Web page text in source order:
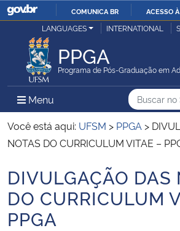
IR
COMUNICA BR ACESSO
Ministério da Justiça e Segurança Pública
Ministério da Defesa
Ministério das Relações Exteriores
Ministério da Infraestrutura
Ministério da Agricultura, Pecuária e Abastecimento
LANGUAGES INTERNATIONAL
PPGA
Programa de Pós-Graduação em
Menu Menu Principal do Sítio
Busca
Busca:
Você está aqui: UFSM > PPGA >
NOTAS DO CURRICULUM VITAE –
Início do conteúdo
DIVULGAÇÃO DAS
DO CURRICULUM
PPGA